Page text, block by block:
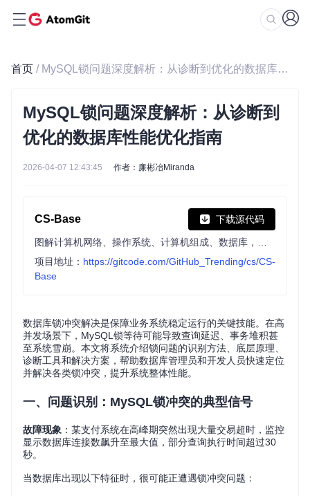
首页 / MySQL锁问题深度解析：从诊断到优化的数据库性能优化指南
MySQL锁问题深度解析：从诊断到
优化的数据库性能优化指南
2026-04-07 12:43:45 作者：廉彬冶Miranda
CS-Base 下载源代码
项目地址： https://gitcode.com/GitHub_Trending/cs/CS-
Base
数据库锁冲突解决是保障业务系统稳定运行的关键技能。在高
并发场景下，MySQL锁等待可能导致查询延迟、事务堆积甚
至系统雪崩。本文将系统介绍锁问题的识别方法、底层原理、
诊断工具和解决方案，帮助数据库管理员和开发人员快速定位
并解决各类锁冲突，提升系统整体性能。
一、问题识别：MySQL锁冲突的典型信号
故障现象 ：某支付系统在高峰期突然出现大量交易超时，监控
显示数据库连接数飙升至最大值，部分查询执行时间超过30
秒。
当数据库出现以下特征时，很可能正遭遇锁冲突问题：